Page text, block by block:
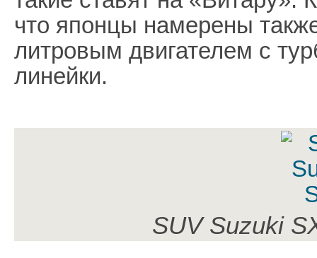
что японцы намерены
литровым двигателем с
линейки.
SUV Suzuki